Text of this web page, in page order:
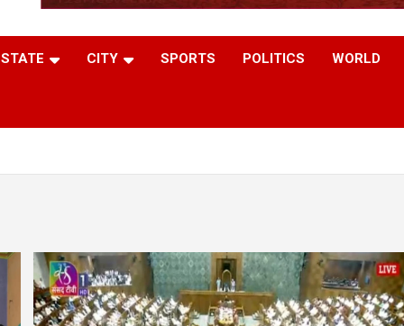
STATE CITY SPORTS POLITICS WORLD